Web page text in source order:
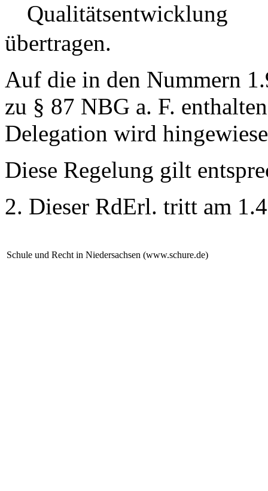
Qualitätsentwicklung
übertragen.
Auf die in den Nummern
zu § 87 NBG a. F.
Delegation wird
Diese Regelung gilt
2. Dieser RdErl. tritt am
Schule und Recht in Niedersachsen (www.schure.de)